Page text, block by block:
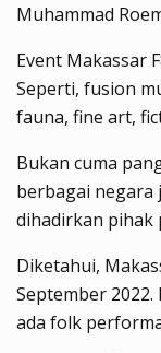
Muhammad
Event Makassar
Seperti, fusion
fauna, fine art,
Bukan cuma
berbagai negara
dihadirkan pihak
Diketahui,
September
ada folk